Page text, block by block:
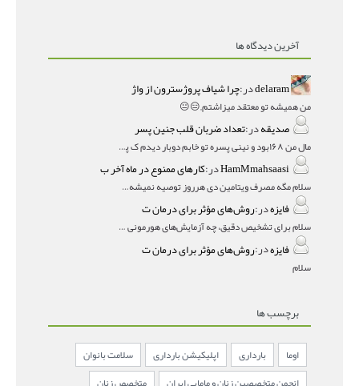
آخرین دیدگاه ها
delaramدر:چرا شیاف پروژسترون از واژ
من همیشه تو معتقد میزاشتم,,😑😐
صدیقهدر:تعداد ضربان قلب جنین پسر
مال من ۱۶۸بود و نینی پسره تو خابم دوبار دیدم ک پسره
HamMmahsaasiدر:کارهای ممنوع در ماه آخر ب
سلام مگه مصرف ویتامین دی هرروز توصیه نمیشه؟درمقاله میگه
فایزهدر:روش‌های مؤثر برای درمان ت
سلام برای تشخیص دقیق، چه آزمایش‌های هورمونی و چه سونوگر
فایزهدر:روش‌های مؤثر برای درمان ت
سلام
برچسب ها
اوما بارداری اپلیکیشن بارداری
سلامت بانوان